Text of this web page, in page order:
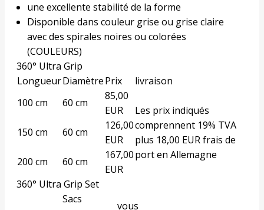
une excellente stabilité de la forme
Disponible dans couleur grise ou grise claire
avec des spirales noires ou colorées
(COULEURS)
360° Ultra Grip
LongueurDiamètrePrix
livraison
100 cm
60 cm
85,00
EUR
Les prix indiqués
comprennent 19% TVA
plus 18,00 EUR frais de
port en Allemagne
150 cm 60 cm
126,00
EUR
200 cm
60 cm
167,00
EUR
360° Ultra Grip Set
Sacs
vous